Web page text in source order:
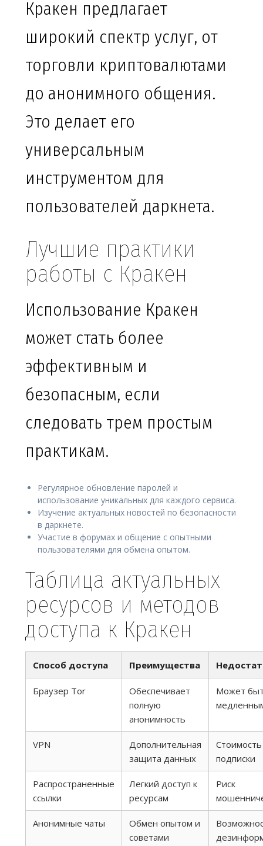
Кракен предлагает
широкий спектр услуг, от
торговли криптовалютами
до анонимного общения.
Это делает его
универсальным
инструментом для
пользователей даркнета.
Лучшие практики
работы с Кракен
Использование Кракен
может стать более
эффективным и
безопасным, если
следовать трем простым
практикам.
Регулярное обновление паролей и
использование уникальных для каждого сервиса.
Изучение актуальных новостей по безопасности
в даркнете.
Участие в форумах и общение с опытными
пользователями для обмена опытом.
Таблица актуальных
ресурсов и методов
доступа к Кракен
Способ доступа Преимущества
Браузер Tor
Обеспечивает
полную
анонимность
Может
VPN
Дополнительная
защита данных
Стоимость
подписки
Распространенные
ссылки
Легкий доступ к
ресурсам
Риск
Анонимные чаты
Обмен опытом и
советами